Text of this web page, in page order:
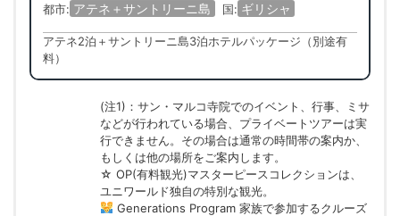
都市: アテネ＋サントリーニ島 国: ギリシャ
アテネ2泊＋サントリーニ島3泊ホテルパッケージ（別途有
料）
(注1)：サン・マルコ寺院でのイベント、行事、ミサ
などが行われている場合、プライベートツアーは実
行できません。その場合は通常の時間帯の案内か、
もしくは他の場所をご案内します。
☆ OP(有料観光)マスターピースコレクションは、
ユニワールド独自の特別な観光。
Generations Program 家族で参加するクルーズ